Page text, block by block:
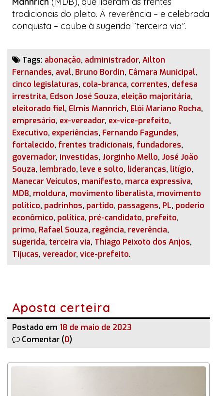
tradicionais do pleito. A reverência – e celebrada
conquista – coube à sugerida “terceira via”.
Tags: abonação, administrador, Ailton
Fernandes, aval, Bruno Bordin, Câmara Municipal,
cinco legislaturas, cola-branca, correntes, defesa
irrestrita, Edson José Souza, eleição majoritária,
eleitorado fiel, Elmis Mannrich, Elói Mariano Rocha,
empresário, ex-vereador, ex-vice-prefeito,
Executivo, experiências, Fernando Fagundes,
fortalecido, frentes tradicionais, fundadores,
governador, investidas, Jorginho Mello, José João
Souza, lembrado, leve e solto, lideranças, litígio,
Manecar Veículos, manifesto, marca expressiva,
MDB, moldura, movimento liberalista, movimento
político, padrinhos, partido, passagens, PL, poderio
econômico, política, pré-candidato, prefeito,
primo, Rafael Souza, regência, reverência,
sugerida, terceira via, Thiago Peixoto dos Anjos,
Tijucas, vereador, vice-prefeito.
Aposta certeira
Postado em 18 de maio de 2023
Comentar (0)